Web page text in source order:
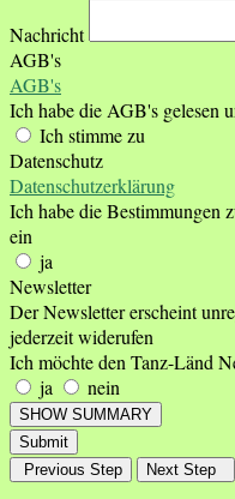
Nachricht
AGB's
AGB's
Ich habe die AGB's gelesen
Ich stimme zu
Datenschutz
Datenschutzerklärung
Ich habe die Bestimmungen
ein
ja
Newsletter
Der Newsletter erscheint
jederzeit widerufen
Ich möchte den Tanz-Länd
ja
nein
SHOW SUMMARY
Submit
Previous Step
Next Step